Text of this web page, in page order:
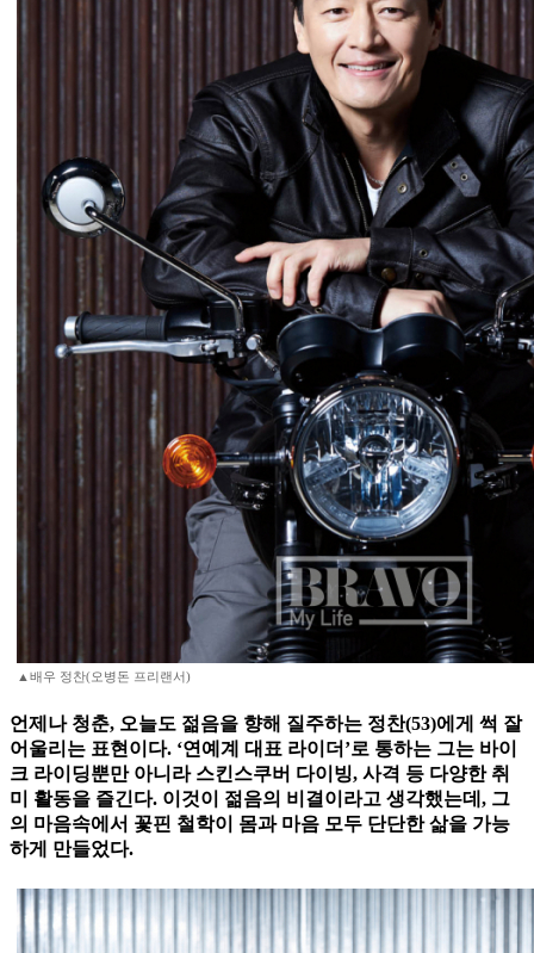
▲배우 정찬(오병돈 프리랜서)
언제나 청춘, 오늘도 젊음을 향해 질주하는 정찬(53)에게 썩 잘
어울리는 표현이다. ‘연예계 대표 라이더’로 통하는 그는 바이
크 라이딩뿐만 아니라 스킨스쿠버 다이빙, 사격 등 다양한 취
미 활동을 즐긴다. 이것이 젊음의 비결이라고 생각했는데, 그
의 마음속에서 꽃핀 철학이 몸과 마음 모두 단단한 삶을 가능
하게 만들었다.